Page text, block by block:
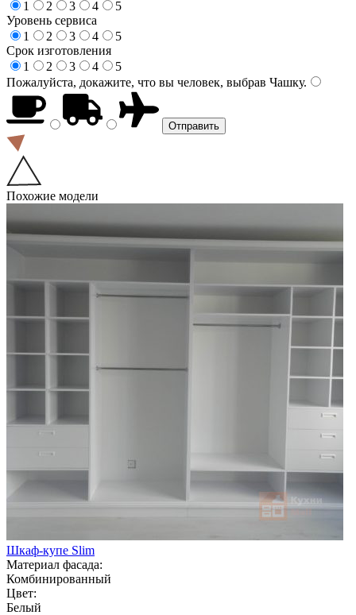
1
2 3 4
5
Уровень сервиса
1
2 3 4
5
Срок изготовления
1
2 3 4
5
Пожалуйста, докажите, что вы человек, выбрав Чашку.
Похожие модели
Шкаф-купе Slim
Материал фасада:
Комбинированный
Цвет:
Белый